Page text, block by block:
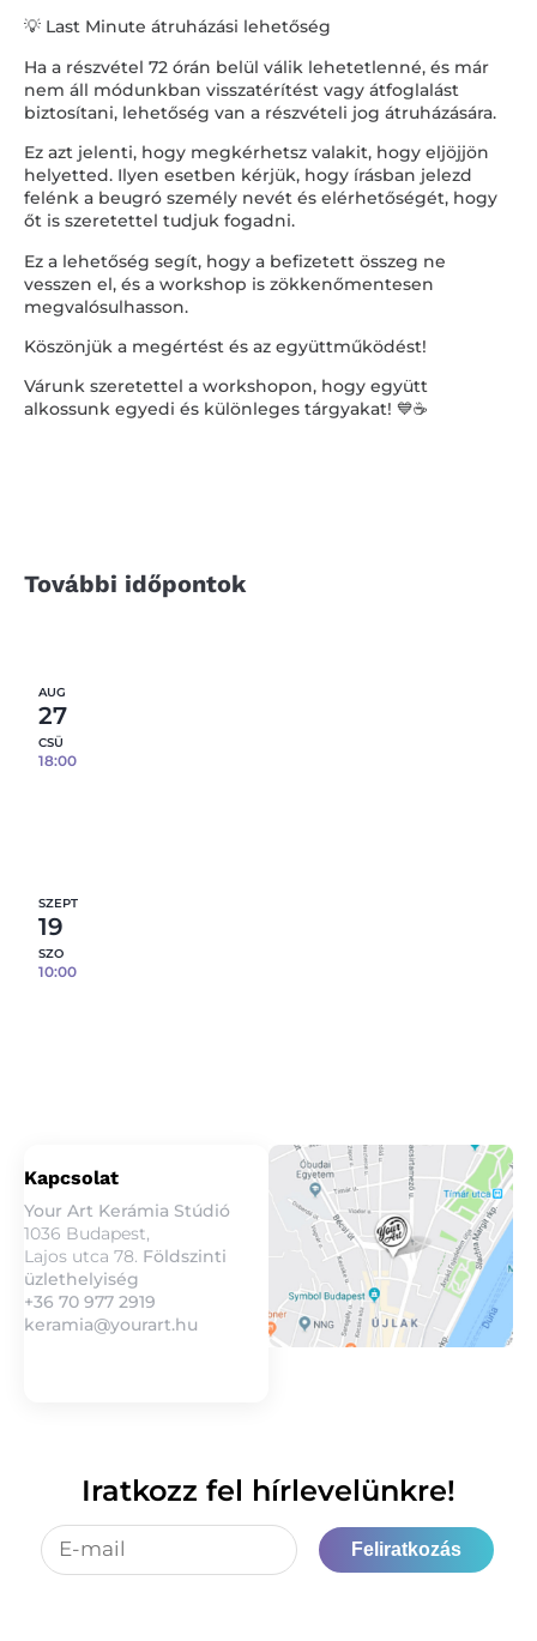
💡 Last Minute átruházási lehetőség
Ha a részvétel 72 órán belül válik lehetetlenné, és már
nem áll módunkban visszatérítést vagy átfoglalást
biztosítani, lehetőség van a részvételi jog átruházására.
Ez azt jelenti, hogy megkérhetsz valakit, hogy eljöjjön
helyetted. Ilyen esetben kérjük, hogy írásban jelezd
felénk a beugró személy nevét és elérhetőségét, hogy
őt is szeretettel tudjuk fogadni.
Ez a lehetőség segít, hogy a befizetett összeg ne
vesszen el, és a workshop is zökkenőmentesen
megvalósulhasson.
Köszönjük a megértést és az együttműködést!
Várunk szeretettel a workshopon, hogy együtt
alkossunk egyedi és különleges tárgyakat! 💙☕️
További időpontok
AUG
27
CSÜ
18:00
SZEPT
19
SZO
10:00
Kapcsolat
Your Art Kerámia Stúdió
1036 Budapest,
Lajos utca 78. Földszinti
üzlethelyiség
+36 70 977 2919
keramia@yourart.hu
Iratkozz fel hírlevelünkre!
Feliratkozás